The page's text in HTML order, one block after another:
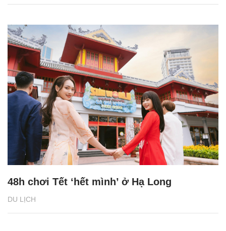
DU LỊCH
48h chơi Tết ‘hết mình’ ở Hạ Long